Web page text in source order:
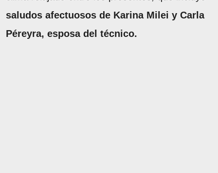
saludos afectuosos de Karina Milei y Carla
Péreyra, esposa del técnico.